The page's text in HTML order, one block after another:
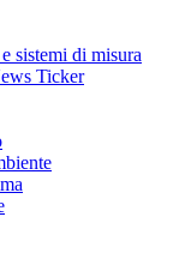
sistemi di misura
Ticker